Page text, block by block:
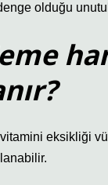
olduğu
eksikliği